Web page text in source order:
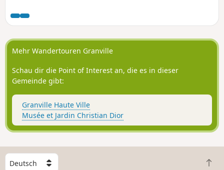
erkunden.Die Insel selbst ist von außergewöhnlicher wilder
Schönheit. Das Gleiche gilt für die umliegenden
Meereslandschaften. Man sagt, dass bei Flut so viele Inseln
zu sehen sind wie es Wochen im Jahr gibt (52) und bei Ebbe
Mehr Wandertouren Granville
Schau dir die Point of Interest an, die es in dieser
Gemeinde gibt:
Granville Haute Ville
Musée et Jardin Christian Dior
W
Z